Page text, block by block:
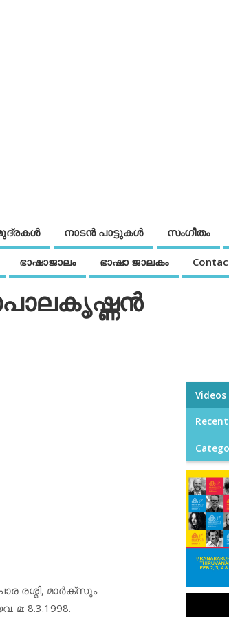
നാടന്‍ പാട്ടുകള്‍ സംഗീതം
ഭാഷാജാലം ഭാഷാ ജാലകം
രശ്മി, മാര്‍ക്‌സും
8.3.1998.
Videos